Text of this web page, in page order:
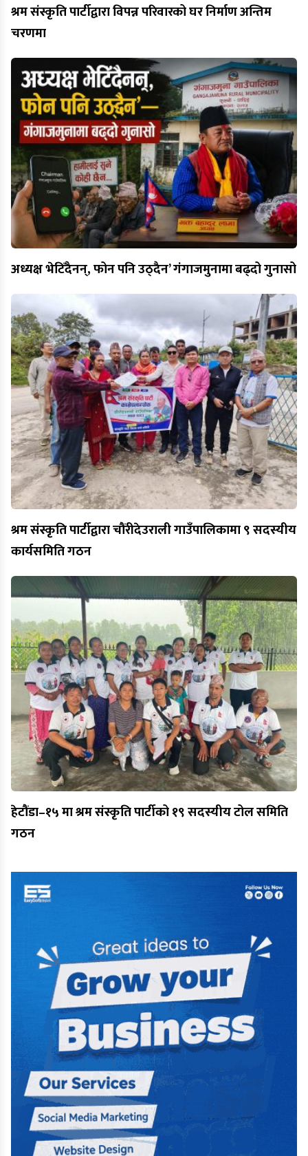
श्रम संस्कृति पार्टीद्वारा विपन्न परिवारको घर निर्माण अन्तिम
चरणमा
अध्यक्ष भेटिँदैनन्, फोन पनि उठ्दैन’ गंगाजमुनामा बढ्दो गुनासो
श्रम संस्कृति पार्टीद्वारा चौंरीदेउराली गाउँपालिकामा ९ सदस्यीय
कार्यसमिति गठन
हेटौंडा–१५ मा श्रम संस्कृति पार्टीको १९ सदस्यीय टोल समिति
गठन